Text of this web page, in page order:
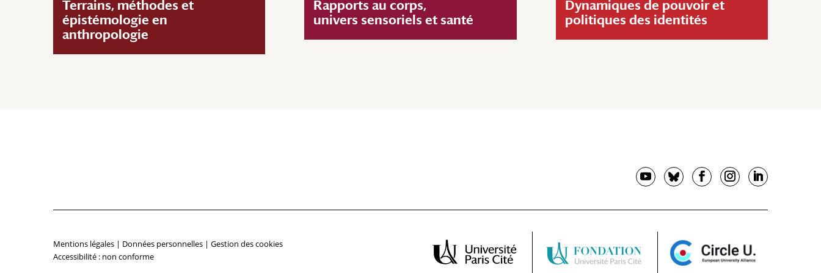
Terrains, méthodes et
épistémologie en
anthropologie
Rapports au corps,
univers sensoriels et santé
Dynamiques de pouvoir et
politiques des identités
Mentions légales | Données personnelles | Gestion des cookies
Accessibilité : non conforme